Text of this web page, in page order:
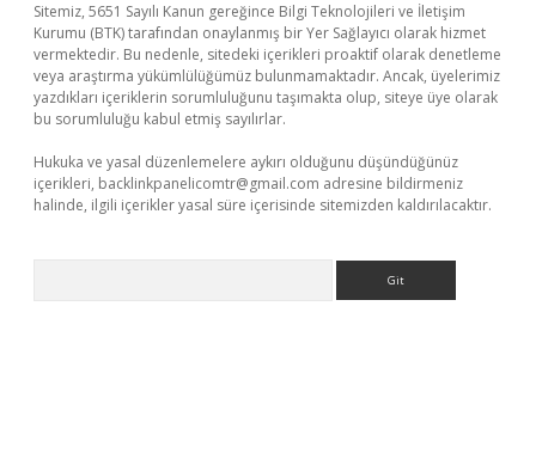
Sitemiz, 5651 Sayılı Kanun gereğince Bilgi Teknolojileri ve İletişim
Kurumu (BTK) tarafından onaylanmış bir Yer Sağlayıcı olarak hizmet
vermektedir. Bu nedenle, sitedeki içerikleri proaktif olarak denetleme
veya araştırma yükümlülüğümüz bulunmamaktadır. Ancak, üyelerimiz
yazdıkları içeriklerin sorumluluğunu taşımakta olup, siteye üye olarak
bu sorumluluğu kabul etmiş sayılırlar.
Hukuka ve yasal düzenlemelere aykırı olduğunu düşündüğünüz
içerikleri, backlinkpanelicomtr@gmail.com adresine bildirmeniz
halinde, ilgili içerikler yasal süre içerisinde sitemizden kaldırılacaktır.